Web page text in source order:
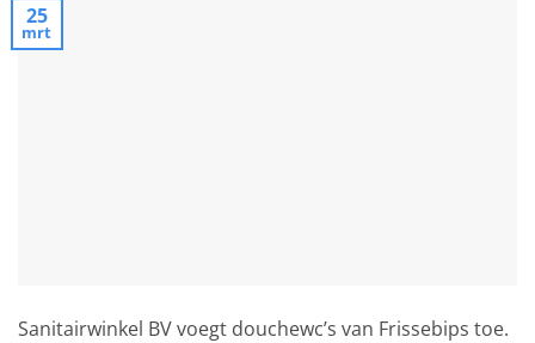
25
mrt
Sanitairwinkel BV voegt douchewc’s van Frissebips toe.